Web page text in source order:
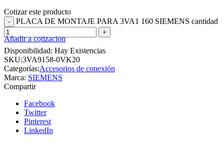
Cotizar este producto
PLACA DE MONTAJE PARA 3VA1 160 SIEMENS cantidad
Añadir a cotizacion
Disponibilidad: Hay Existencias
SKU:3VA9158-0VK20
Categorías:Accesorios de conexión
Marca: SIEMENS
Compartir
Facebook
Twitter
Pinterest
LinkedIn